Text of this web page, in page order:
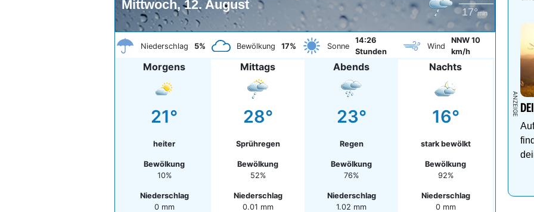
Mittwoch, 12. August 17°min
Niederschlag 5% Bewölkung 17% Sonne
14:26
Stunden
Wind
NNW 10
km/h
Morgens
21°
heiter
Bewölkung
10%
Niederschlag
0 mm
Mittags
28°
Sprühregen
Bewölkung
52%
Niederschlag
0.01 mm
Abends
23°
Regen
Bewölkung
76%
Niederschlag
1.02 mm
Nachts
16°
stark bewölkt
Bewölkung
92%
Niederschlag
0 mm